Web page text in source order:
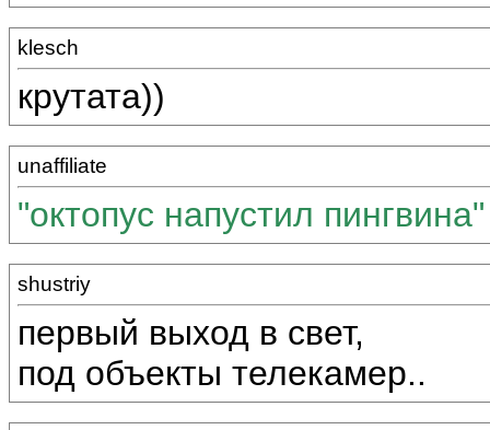
klesch
крутата))
unaffiliate
"октопус напустил пингвина"
shustriy
первый выход в свет,
под объекты телекамер..